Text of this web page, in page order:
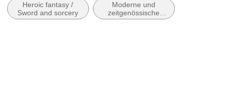
Autor/Autorin
Sandra Melli
Heroic fantasy /
Sword and sorcery
Moderne und
zeitgenössische
Belletristik: allgemein